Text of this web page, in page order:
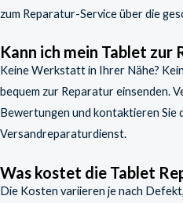
zum Reparatur-Service über die
Kann ich mein Tablet zur
Keine Werkstatt in Ihrer Nähe?
bequem zur Reparatur einsenden.
Bewertungen und kontaktieren Sie
Versandreparaturdienst.
Was kostet die Tablet
Die Kosten variieren je nach